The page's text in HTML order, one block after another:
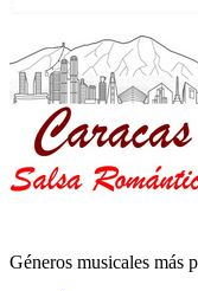
Géneros musicales más